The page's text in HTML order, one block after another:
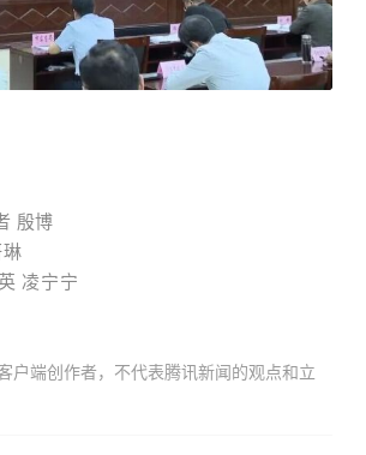
殷博
凌宁宁
户端创作者，不代表腾讯新闻的观点和立